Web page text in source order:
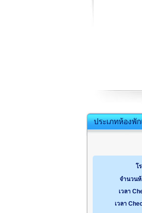
ประเภทห้องพั
โ
จำนวนห้
เวลา
เวลา